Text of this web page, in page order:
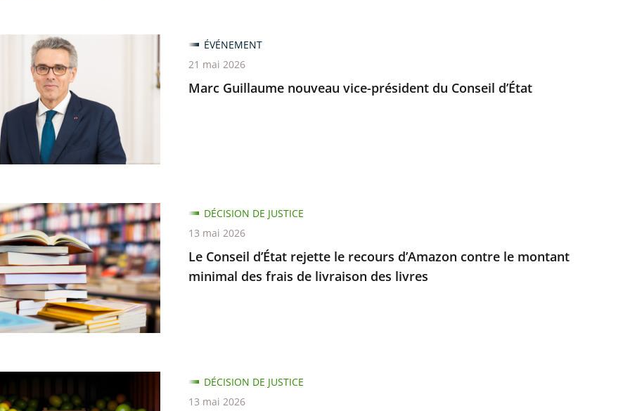
Marc Guillaume nouveau vice-président du Conseil d’État
ÉVÉNEMENT
21 mai 2026
Le Conseil d’État rejette le recours d’Amazon contre le montant
minimal des frais de livraison des livres
DÉCISION DE JUSTICE
13 mai 2026
DÉCISION DE JUSTICE
13 mai 2026